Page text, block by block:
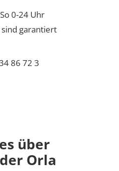
0-24 Uhr
garantiert
86 72 3
über
Orla